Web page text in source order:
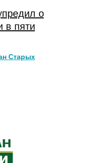
о
в пяти
Старых